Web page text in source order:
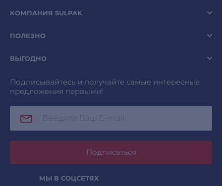
КОМПАНИЯ SULPAK
ПОЛЕЗНО
ВЫГОДНО
Подписывайтесь и получайте самые интересные
предложения первыми!
Подписаться
МЫ В СОЦСЕТЯХ